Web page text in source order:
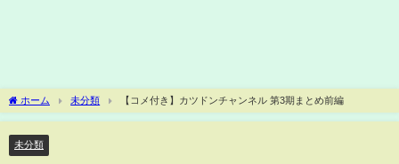
ホーム 未分類 【コメ付き】カツドンチャンネル 第3期まとめ前編
未分類